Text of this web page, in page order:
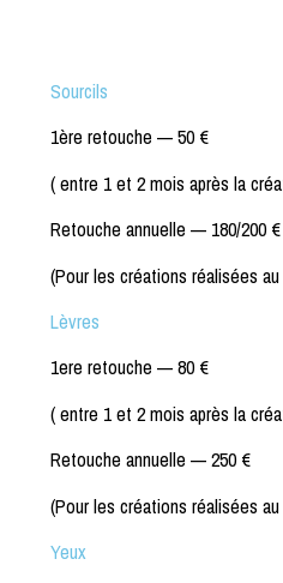
Sourcils
1ère retouche —50 €
( entre 1 et 2 mois après la
Retouche annuelle — 180/200 €
(Pour les créations réalisées
Lèvres
1ere retouche —80 €
( entre 1 et 2 mois après la
Retouche annuelle —250 €
(Pour les créations réalisées
Yeux